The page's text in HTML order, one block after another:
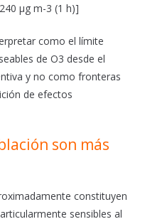
μg m-3 (1 h)]
como el límite
de O3 desde el
y no como fronteras
de efectos
son más
constituyen
sensibles al